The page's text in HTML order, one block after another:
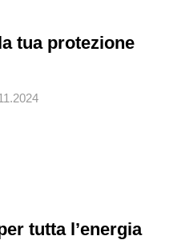
tua protezione
tutta l’energia